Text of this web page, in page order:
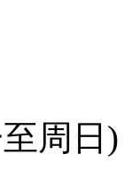
周日)